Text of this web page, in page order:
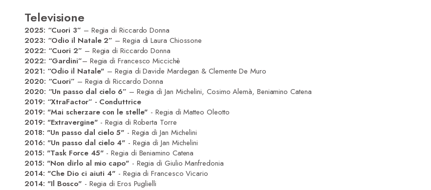
Televisione
2025: “Cuori 3” – Regia di Riccardo Donna
2023: “Odio il Natale 2” – Regia di Laura Chiossone
2022: “Cuori 2” – Regia di Riccardo Donna
2022: “Gardini”– Regia di Francesco Miccichè
2021: “Odio il Natale" – Regia di Davide Mardegan & Clemente De Muro
2020: “Cuori” – Regia di Riccardo Donna
2020: “Un passo dal cielo 6” – Regia di Jan Michelini, Cosimo Alemà, Beniamino Catena
2019: “XtraFactor” - Conduttrice
2019: "Mai scherzare con le stelle" - Regia di Matteo Oleotto
2019: "Extravergine" - Regia di Roberta Torre
2018: "Un passo dal cielo 5" - Regia di Jan Michelini
2016: "Un passo dal cielo 4" - Regia di Jan Michelini
2015: "Task Force 45" - Regia di Beniamino Catena
2015: "Non dirlo al mio capo" - Regia di Giulio Manfredonia
2014: "Che Dio ci aiuti 4" - Regia di Francesco Vicario
2014: "Il Bosco" - Regia di Eros Puglielli